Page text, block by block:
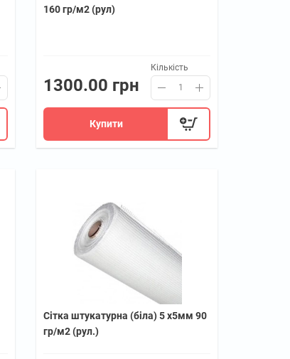
160 гр/м2 (рул)
1300.00 грн
Кількість
Купити
Сітка штукатурна (біла) 5 х5мм 90
гр/м2 (рул.)